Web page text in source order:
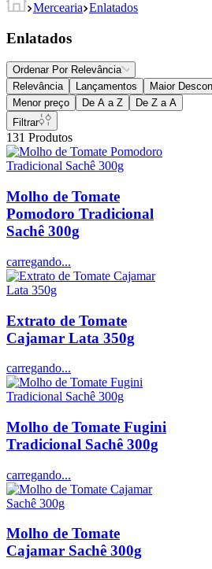
Mercearia Enlatados
Enlatados
Ordenar Por Relevância
Relevância
Lançamentos Maior
Menor preço
De A a Z
De Z a A
Filtrar
131 Produtos
Molho de Tomate
Pomodoro Tradicional
Sachê 300g
carregando...
Extrato de Tomate
Cajamar Lata 350g
carregando...
Molho de Tomate Fugini
Tradicional Sachê 300g
carregando...
Molho de Tomate
Cajamar Sachê 300g